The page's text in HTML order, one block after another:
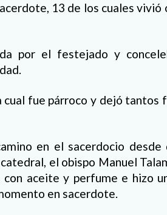
13 de los cuales vivió
por el festejado y
fue párroco y dejó tantos
en el sacerdocio
el obispo Manuel
con aceite y perfume e hizo
en sacerdote.